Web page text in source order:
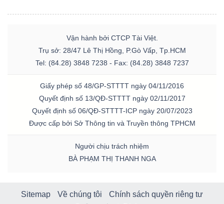
Vận hành bởi CTCP Tài Việt.
Trụ sở: 28/47 Lê Thị Hồng, P.Gò Vấp, Tp.HCM
Tel: (84.28) 3848 7238 - Fax: (84.28) 3848 7237
Giấy phép số 48/GP-STTTT ngày 04/11/2016
Quyết định số 13/QĐ-STTTT ngày 02/11/2017
Quyết định số 06/QĐ-STTTT-ICP ngày 20/07/2023
Được cấp bởi Sở Thông tin và Truyền thông TPHCM
Người chịu trách nhiệm
BÀ PHẠM THỊ THANH NGA
Sitemap Về chúng tôi
Chính sách quyền riêng tư